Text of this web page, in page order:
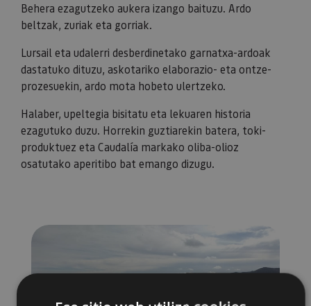
Behera ezagutzeko aukera izango baituzu. Ardo
beltzak, zuriak eta gorriak.
Lursail eta udalerri desberdinetako garnatxa-ardoak
dastatuko dituzu, askotariko elaborazio- eta ontze-
prozesuekin, ardo mota hobeto ulertzeko.
Halaber, upeltegia bisitatu eta lekuaren historia
ezagutuko duzu. Horrekin guztiarekin batera, toki-
produktuez eta Caudalía markako oliba-olioz
osatutako aperitibo bat emango dizugu.